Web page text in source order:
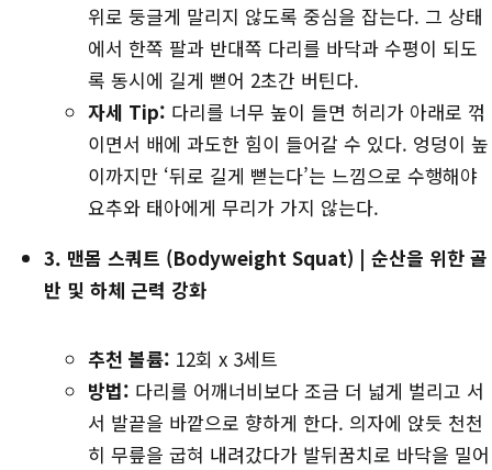
위로 둥글게 말리지 않도록 중심을 잡는다. 그 상태
에서 한쪽 팔과 반대쪽 다리를 바닥과 수평이 되도
록 동시에 길게 뻗어 2초간 버틴다.
자세 Tip: 다리를 너무 높이 들면 허리가 아래로 꺾
이면서 배에 과도한 힘이 들어갈 수 있다. 엉덩이 높
이까지만 ‘뒤로 길게 뻗는다’는 느낌으로 수행해야
요추와 태아에게 무리가 가지 않는다.
3. 맨몸 스쿼트 (Bodyweight Squat) | 순산을 위한 골
반 및 하체 근력 강화
추천 볼륨: 12회 x 3세트
방법: 다리를 어깨너비보다 조금 더 넓게 벌리고 서
서 발끝을 바깥으로 향하게 한다. 의자에 앉듯 천천
히 무릎을 굽혀 내려갔다가 발뒤꿈치로 바닥을 밀어